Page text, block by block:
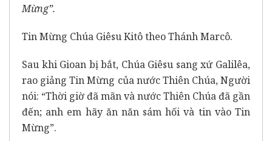
Mừng”.
Tin Mừng Chúa Giêsu Kitô theo Thánh Marcô.
Sau khi Gioan bị bắt, Chúa Giêsu sang xứ Galilêa,
rao giảng Tin Mừng của nước Thiên Chúa, Người
nói: “Thời giờ đã mãn và nước Thiên Chúa đã gần
đến; anh em hãy ăn năn sám hối và tin vào Tin
Mừng”.